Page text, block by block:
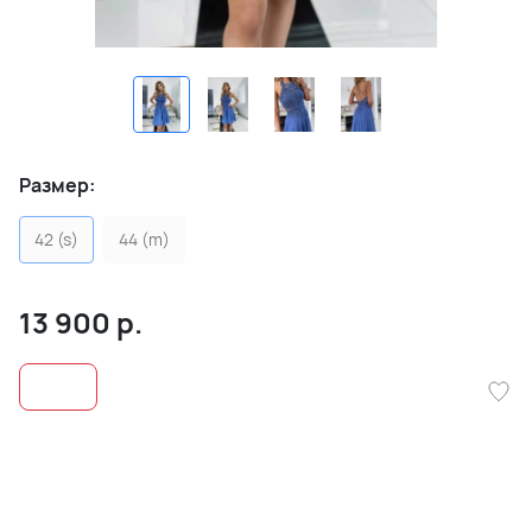
Размер:
42 (s) 44 (m)
13 900 р.